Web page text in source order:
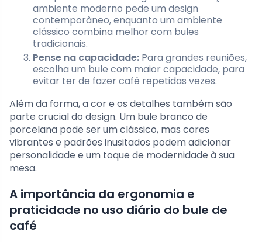
ambiente moderno pede um design
contemporâneo, enquanto um ambiente
clássico combina melhor com bules
tradicionais.
Pense na capacidade: Para grandes reuniões,
escolha um bule com maior capacidade, para
evitar ter de fazer café repetidas vezes.
Além da forma, a cor e os detalhes também são
parte crucial do design. Um bule branco de
porcelana pode ser um clássico, mas cores
vibrantes e padrões inusitados podem adicionar
personalidade e um toque de modernidade à sua
mesa.
A importância da ergonomia e
praticidade no uso diário do bule de
café